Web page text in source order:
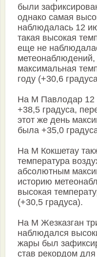
были
однако самая
наблюдалась 12
такая высокая
еще не
метеонаблюдений,
максимальная
году (+30,6
На М Павлодар 12
+38,5 градуса,
этот же день
была +35,0
На М Кокшетау
температура
абсолютным
историю
высокая
(+30,5 градуса).
На М Жезказган
наблюдался
жары был
став рекордом